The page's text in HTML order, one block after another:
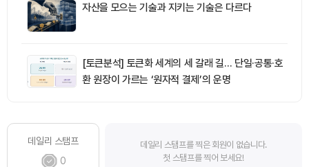
자산을 모으는 기술과 지키는 기술은 다르다
[토큰분석] 토큰화 세계의 세 갈래 길… 단일·공통·호
환 원장이 가르는 ‘원자적 결제’의 운명
데일리 스탬프
0
데일리 스탬프를 찍은 회원이 없습니다.
첫 스탬프를 찍어 보세요!